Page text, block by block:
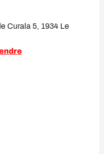
Curala 5, 1934 Le